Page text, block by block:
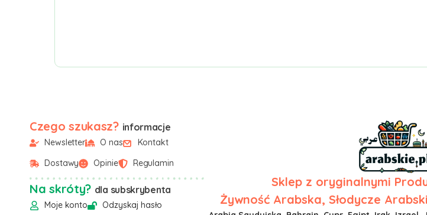
Czego szukasz? informacje
Newsletter O nas
Kontakt
Dostawy
Opinie Regulamin
Na skróty? dla subskrybenta
Moje konto
Odzyskaj hasło
Sklep z oryginalnymi
Żywność Arabska, Słodycze